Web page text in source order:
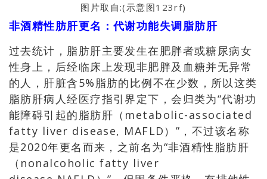
图片取自:(示意图123rf)
非酒精性肪肝更名 ：代谢功能失调脂肪肝
过去统计，脂肪肝主要发生在肥胖者或糖尿病女
性身上，后经临床上发现非肥胖及血糖并无异常
的人，肝脏含5% 脂肪的比例不在少数，所以这类
脂肪肝病人经医疗指引界定下，会归类为“代谢功
能障碍引起的脂肪肝（metabolic-associated
fatty liver disease, MAFLD）”，不过该名称
是2020年更名而来，之前名为“非酒精性脂肪肝
（nonalcoholic fatty liver